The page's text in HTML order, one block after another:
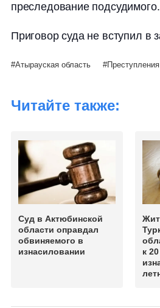
преследование подсудимого.
Приговор суда не вступил в
Атырауская область
Читайте также:
Суд в Актюбинской
области оправдал
обвиняемого в
изнасиловании
к